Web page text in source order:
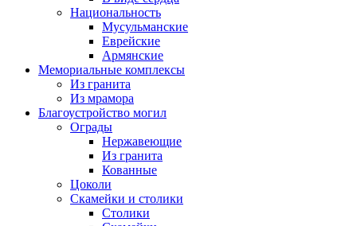
Национальность
Мусульманские
Еврейские
Армянские
Мемориальные комплексы
Из гранита
Из мрамора
Благоустройство могил
Ограды
Нержавеющие
Из гранита
Кованные
Цоколи
Скамейки и столики
Столики